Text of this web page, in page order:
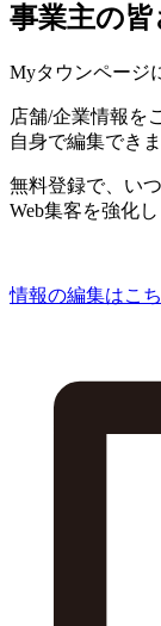
事業主の皆
Myタウンページ
店舗/企業情報を
自身で編集でき
無料登録で、い
Web集客を強化し
情報の編集はこ